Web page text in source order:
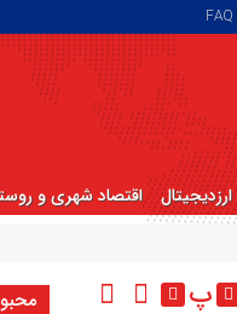
FAQ
ارزدیجیتال اقتصاد شهری و
پ